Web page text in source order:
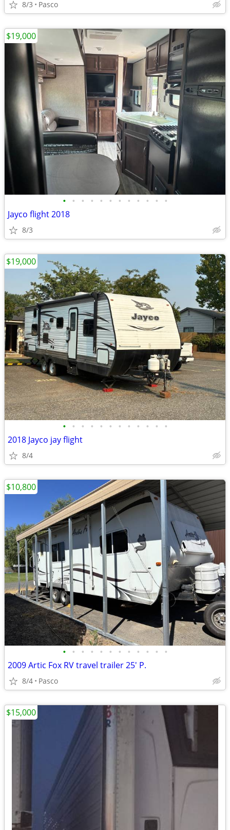
8/3 Pasco
• • • • • • • • • • • •
Jayco flight 2018
8/3
$19,000
• • • • • • • • • • • •
2018 Jayco jay flight
8/4
$19,000
• • • • • • • • • • • •
2009 Artic Fox RV travel trailer 25' P.
8/4 Pasco
$10,800
$15,000